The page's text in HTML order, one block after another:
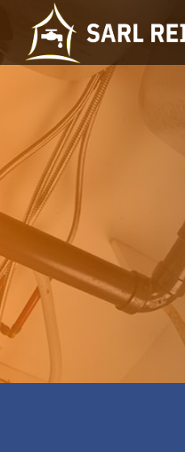
Panneau de gestion des cookies